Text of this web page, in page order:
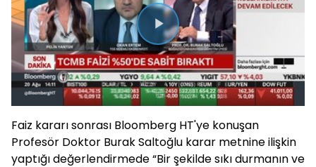
Videoyu
Oynat
Faiz kararı sonrası Bloomberg HT'ye konuşan
Profesör Doktor Burak Saltoğlu karar metnine ilişkin
yaptığı değerlendirmede “Bir şekilde sıkı durmanın ve